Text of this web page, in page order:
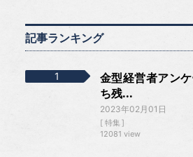
記事ランキング
金型経営者アン
ち残...
2023年02月01日
特集
12081 view